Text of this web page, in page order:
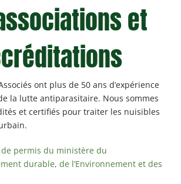
et
ont plus de 50 ans d’expérience
la lutte antiparasitaire. Nous sommes
et certifiés pour traiter les nuisibles
permis du ministère du
durable, de l’Environnement et des